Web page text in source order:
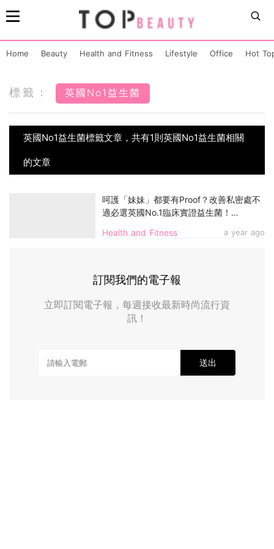
Home Beauty Health and Fitness Lifestyle Office Hot
標籤： 英國No1益生菌
英國No1益生菌標籤文章，共有1則英國No1益生菌相關
的文章
Health and Fitness a year ago
呵護「妹妹」都要有Proof？改善私密處不
適必選英國No.1臨床實證益生菌！
7天有效！
訂閱我們的電子報
立即訂閱電子報，每週接收最新時尚流行資
訊！
送出